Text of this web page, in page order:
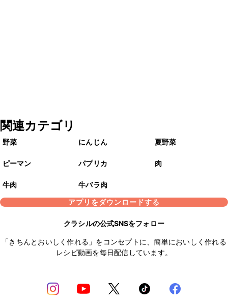
関連カテゴリ
野菜 にんじん 夏野菜
ピーマン パプリカ 肉
牛肉
牛バラ肉
アプリをダウンロードする
クラシルの公式SNSをフォロー
「きちんとおいしく作れる」をコンセプトに、簡単においしく作れる
レシピ動画を毎日配信しています。